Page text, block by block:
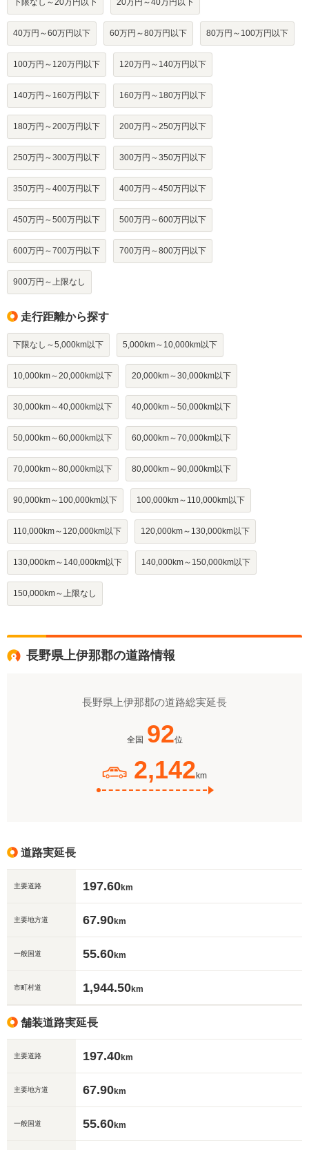
下限なし～20万円以下 20万円～40万円以下
40万円～60万円以下 60万円～80万円以下 80万円～100万円以下
100万円～120万円以下 120万円～140万円以下
140万円～160万円以下 160万円～180万円以下
180万円～200万円以下 200万円～250万円以下
250万円～300万円以下 300万円～350万円以下
350万円～400万円以下 400万円～450万円以下
450万円～500万円以下 500万円～600万円以下
600万円～700万円以下 700万円～800万円以下
900万円～上限なし
走行距離から探す
下限なし～5,000km以下 5,000km～10,000km以下
10,000km～20,000km以下 20,000km～30,000km以下
30,000km～40,000km以下 40,000km～50,000km以下
50,000km～60,000km以下 60,000km～70,000km以下
70,000km～80,000km以下 80,000km～90,000km以下
90,000km～100,000km以下 100,000km～110,000km以下
110,000km～120,000km以下 120,000km～130,000km以下
130,000km～140,000km以下 140,000km～150,000km以下
150,000km～上限なし
長野県上伊那郡の道路情報
長野県上伊那郡の道路総実延長
全国 92位
2,142 km
道路実延長
主要道路 197.60km
主要地方道 67.90km
一般国道 55.60km
市町村道 1,944.50km
舗装道路実延長
主要道路 197.40km
主要地方道 67.90km
一般国道 55.60km